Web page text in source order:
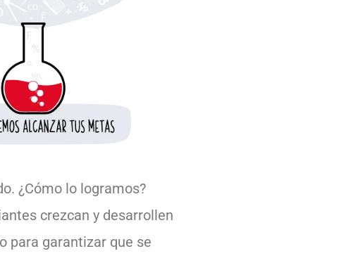
¿Cómo lo logramos?
crezcan y desarrollen
para garantizar que se